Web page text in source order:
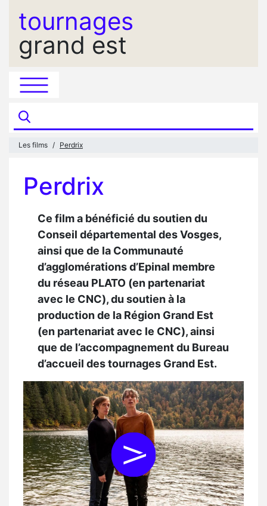
tournages
grand est
Les films Perdrix
Perdrix
Ce film a bénéficié du soutien du
Conseil départemental des Vosges,
ainsi que de la Communauté
d’agglomérations d’Epinal membre
du réseau PLATO (en partenariat
avec le CNC), du soutien à la
production de la Région Grand Est
(en partenariat avec le CNC), ainsi
que de l’accompagnement du Bureau
d’accueil des tournages Grand Est.